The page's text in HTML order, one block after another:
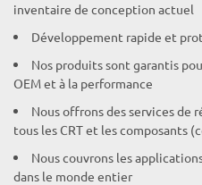
inventaire de conception actuel
Développement rapide et
Nos produits sont garantis
OEM et à la performance
Nous offrons des services de
tous les CRT et les composants
Nous couvrons les
dans le monde entier